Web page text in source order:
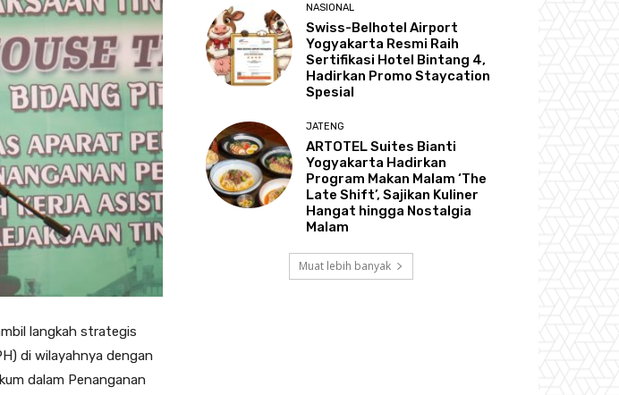
langkah strategis
di wilayahnya dengan
dalam Penanganan
NASIONAL
Swiss-Belhotel Airport
Yogyakarta Resmi Raih
Sertifikasi Hotel Bintang 4,
Hadirkan Promo Staycation
Spesial
JATENG
ARTOTEL Suites Bianti
Yogyakarta Hadirkan
Program Makan Malam ‘The
Late Shift’, Sajikan Kuliner
Hangat hingga Nostalgia
Malam
Muat lebih banyak